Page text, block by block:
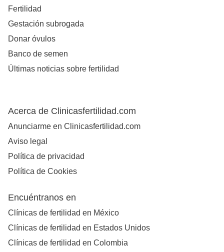
Fertilidad
Gestación subrogada
Donar óvulos
Banco de semen
Últimas noticias sobre fertilidad
Acerca de Clinicasfertilidad.com
Anunciarme en Clinicasfertilidad.com
Aviso legal
Política de privacidad
Política de Cookies
Encuéntranos en
Clínicas de fertilidad en México
Clínicas de fertilidad en Estados Unidos
Clínicas de fertilidad en Colombia